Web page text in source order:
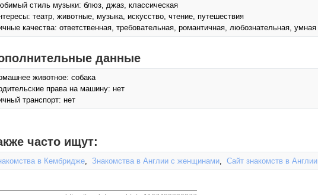
стиль музыки: блюз, джаз, классическая
театр, животные, музыка, искусcтво, чтение, путешествия
качества: ответственная, требовательная, романтичная, любознательная, умная
данные
животное: собака
права на машину: нет
транспорт: нет
часто ищут:
в Кембридже, Знакомства в Англии с женщинами, Сайт знакомств в Англии